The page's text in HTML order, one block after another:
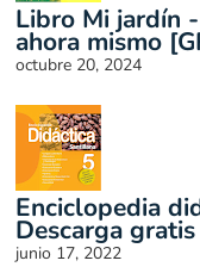
Libro Mi jardín
ahora mismo
octubre 20, 2024
Enciclopedia
Descarga gratis
junio 17, 2022